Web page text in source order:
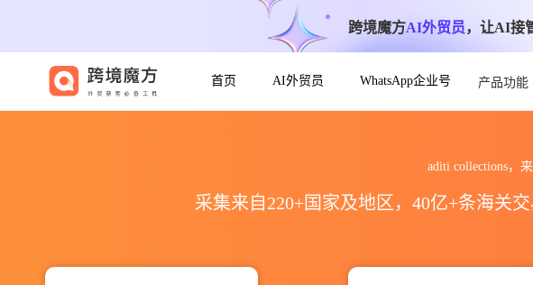
跨境魔方AI外贸员，让AI接
首页 AI外贸员 WhatsApp企业号 产品功能
aditi collections，
采集来自220+国家及地区，40亿+条海关